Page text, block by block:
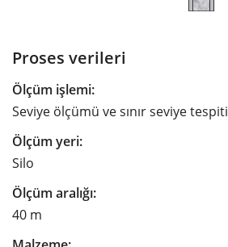
Proses verileri
Ölçüm işlemi:
Seviye ölçümü ve sınır seviye tespiti
Ölçüm yeri:
Silo
Ölçüm aralığı:
40 m